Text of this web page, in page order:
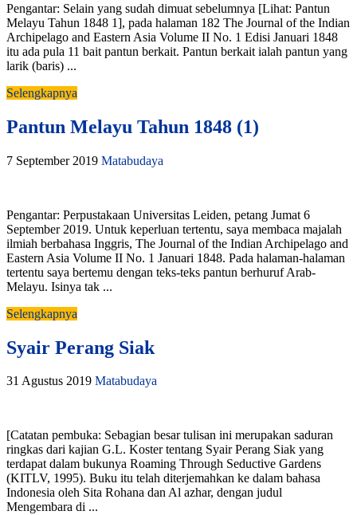
Pengantar: Selain yang sudah dimuat sebelumnya [Lihat: Pantun
Melayu Tahun 1848 1], pada halaman 182 The Journal of the Indian
Archipelago and Eastern Asia Volume II No. 1 Edisi Januari 1848
itu ada pula 11 bait pantun berkait. Pantun berkait ialah pantun yang
larik (baris) ...
Selengkapnya
Pantun Melayu Tahun 1848 (1)
7 September 2019 Matabudaya
Pengantar: Perpustakaan Universitas Leiden, petang Jumat 6
September 2019. Untuk keperluan tertentu, saya membaca majalah
ilmiah berbahasa Inggris, The Journal of the Indian Archipelago and
Eastern Asia Volume II No. 1 Januari 1848. Pada halaman-halaman
tertentu saya bertemu dengan teks-teks pantun berhuruf Arab-
Melayu. Isinya tak ...
Selengkapnya
Syair Perang Siak
31 Agustus 2019 Matabudaya
[Catatan pembuka: Sebagian besar tulisan ini merupakan saduran
ringkas dari kajian G.L. Koster tentang Syair Perang Siak yang
terdapat dalam bukunya Roaming Through Seductive Gardens
(KITLV, 1995). Buku itu telah diterjemahkan ke dalam bahasa
Indonesia oleh Sita Rohana dan Al azhar, dengan judul
Mengembara di ...